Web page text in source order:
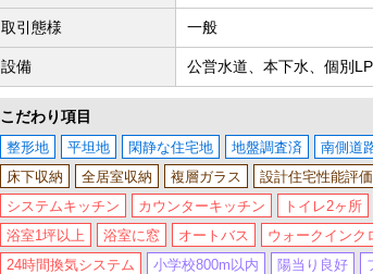
取引態様 一般
設備 公営水道、本下水、個別
こだわり項目
整形地 平坦地 閑静な住宅地 地盤調査済 南側道
床下収納
全居室収納 複層ガラス 設計住宅性能評
システムキッチン
カウンターキッチン トイレ2ヶ所
浴室1坪以上
浴室に窓 オートバス ウォークインク
24時間換気システム
小学校800m以内 陽当り良好